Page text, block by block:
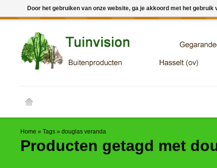
Home » Tags » douglas veranda
Producten getagd met
Door het gebruiken van onze website, ga je akkoord met het
← Keer terug naar de backofficeDeze winkel is in